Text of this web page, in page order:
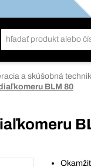
a skúšobná
BLM 80